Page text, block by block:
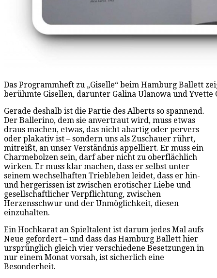
Das Programmheft zu „Giselle“ beim Hamburg Ballett
berühmte Gisellen, darunter Galina Ulanowa und Yvette
Gerade deshalb ist die Partie des Alberts so spannend.
Der Ballerino, dem sie anvertraut wird, muss etwas
draus machen, etwas, das nicht abartig oder pervers
oder plakativ ist – sondern uns als Zuschauer rührt,
mitreißt, an unser Verständnis appelliert. Er muss ein
Charmebolzen sein, darf aber nicht zu oberflächlich
wirken. Er muss klar machen, dass er selbst unter
seinem wechselhaften Triebleben leidet, dass er hin-
und hergerissen ist zwischen erotischer Liebe und
gesellschaftlicher Verpflichtung, zwischen
Herzensschwur und der Unmöglichkeit, diesen
einzuhalten.
Ein Hochkarat an Spieltalent ist darum jedes Mal aufs
Neue gefordert – und dass das Hamburg Ballett hier
ursprünglich gleich vier verschiedene Besetzungen in
nur einem Monat vorsah, ist sicherlich eine
Besonderheit.